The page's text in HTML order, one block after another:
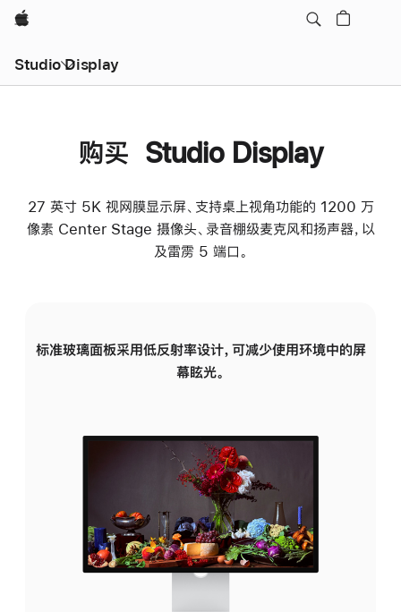
Apple
Studio Display
购买 Studio Display
27 英寸 5K 视网膜显示屏、支持桌上视角功能的 1200 万
像素 Center Stage 摄像头、录音棚级麦克风和扬声器，以
及雷雳 5 端口。
标准玻璃面板采用低反射率设计，可减少使用环境中的屏
幕眩光。